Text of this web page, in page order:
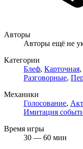
Авторы
Авторы ещё не
Категории
Блеф, Карточная,
Разговорные,
Механики
Голосование,
Имитация
Время игры
30 — 60 мин